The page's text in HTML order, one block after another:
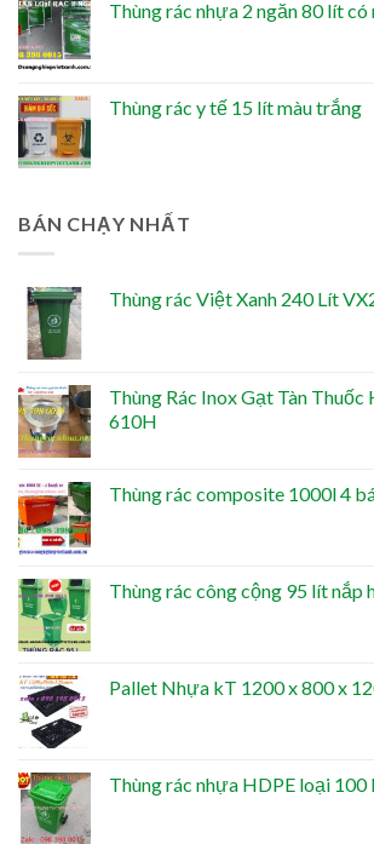
Thùng rác nhựa 2 ngăn 80 lít có
Thùng rác y tế 15 lít màu trắng
BÁN CHẠY NHẤT
Thùng rác Việt Xanh 240 Lít
Thùng Rác Inox Gạt Tàn
610H
Thùng rác composite 1000l 4
Thùng rác công cộng 95 lít nắp
Pallet Nhựa kT 1200 x 800 x
Thùng rác nhựa HDPE loại 100